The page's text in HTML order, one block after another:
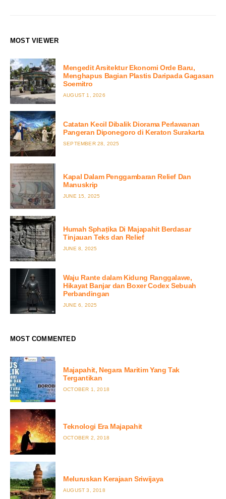
MOST VIEWER
Mengedit Arsitektur Ekonomi Orde Baru,
Menghapus Bagian Plastis Daripada Gagasan
Soemitro
POSTED
AUGUST 1, 2026
Catatan Kecil Dibalik Diorama Perlawanan
Pangeran Diponegoro di Keraton Surakarta
POSTED
SEPTEMBER 28, 2025
Kapal Dalam Penggambaran Relief Dan
Manuskrip
POSTED
JUNE 15, 2025
Humah Sphaṭika Di Majapahit Berdasar
Tinjauan Teks dan Relief
POSTED
JUNE 8, 2025
Waju Rante dalam Kidung Ranggalawe,
Hikayat Banjar dan Boxer Codex Sebuah
Perbandingan
POSTED
JUNE 6, 2025
MOST COMMENTED
Majapahit, Negara Maritim Yang Tak
Tergantikan
POSTED
OCTOBER 1, 2018
Teknologi Era Majapahit
POSTED
OCTOBER 2, 2018
Meluruskan Kerajaan Sriwijaya
POSTED
AUGUST 3, 2018